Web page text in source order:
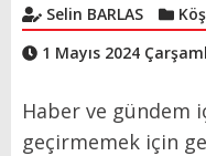
Selin BARLAS
1 Mayıs 2024
Haber ve gündem
geçirmemek için